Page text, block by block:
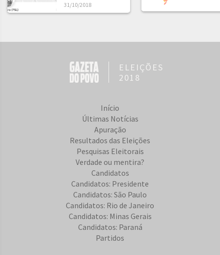
31/10/2018
ELEIÇÕES
2018
Início
Últimas Notícias
Apuração
Resultados das Eleições
Pesquisas Eleitorais
Verdade ou mentira?
Candidatos
Candidatos: Presidente
Candidatos: São Paulo
Candidatos: Rio de Janeiro
Candidatos: Minas Gerais
Candidatos: Paraná
Partidos